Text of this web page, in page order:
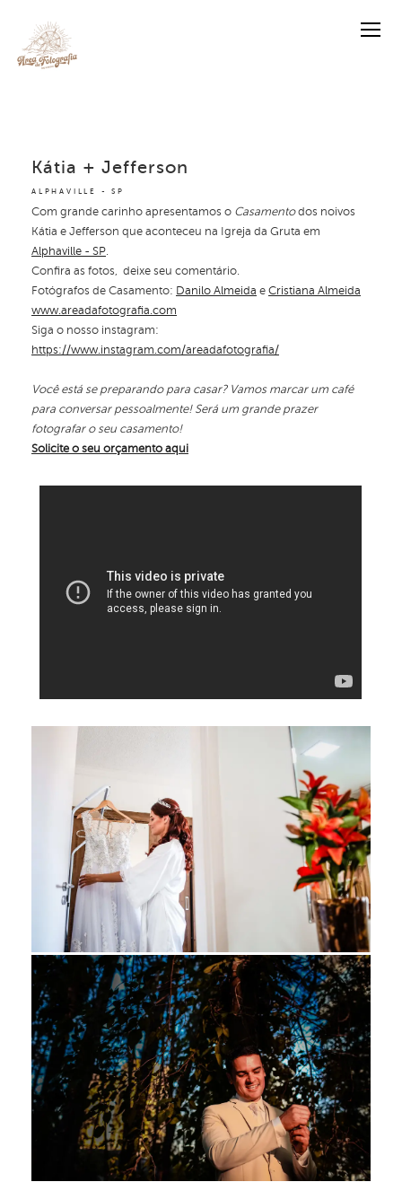
ALPHAVILLE - SP
Kátia + Jefferson
Com grande carinho apresentamos o Casamento dos noivos
Kátia e Jefferson que aconteceu na Igreja da Gruta em
Alphaville - SP.
Confira as fotos, deixe seu comentário.
Fotógrafos de Casamento: Danilo Almeida e Cristiana Almeida
www.areadafotografia.com
Siga o nosso instagram:
https://www.instagram.com/areadafotografia/
Você está se preparando para casar? Vamos marcar um café
para conversar pessoalmente! Será um grande prazer
fotografar o seu casamento!
Solicite o seu orçamento aqui